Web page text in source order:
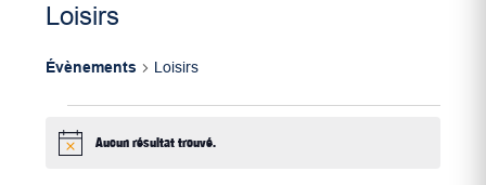
Loisirs
Évènements Loisirs
Notice Aucun résultat trouvé.